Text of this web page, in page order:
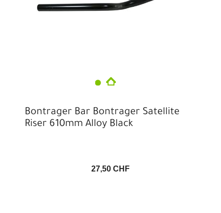
Bontrager Bar Bontrager Satellite
Riser 610mm Alloy Black
27,50 CHF